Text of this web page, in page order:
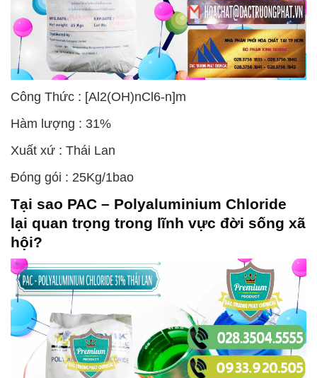
Công Thức : [Al2(OH)nCl6-n]m
Hàm lượng : 31%
Xuất xứ : Thái Lan
Đóng gói : 25Kg/1bao
Tại sao PAC – Polyaluminium Chloride
lại quan trọng trong lĩnh vực đời sống xã
hội?